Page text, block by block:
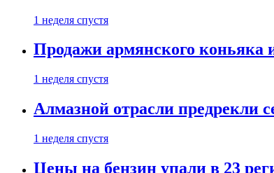
1 неделя спустя
Продажи армянского коньяка
1 неделя спустя
Алмазной отрасли предрекли
1 неделя спустя
Цены на бензин упали в 23